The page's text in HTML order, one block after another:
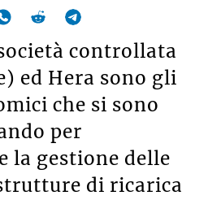
controllata
ed Hera sono gli
che si sono
per
la gestione delle
di ricarica